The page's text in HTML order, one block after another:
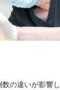
の違いが影響